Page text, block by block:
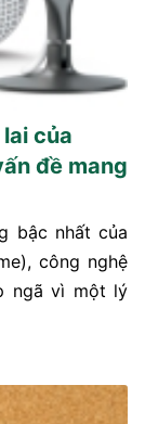
của
đề mang
bậc nhất của
công nghệ
ngã vì một lý